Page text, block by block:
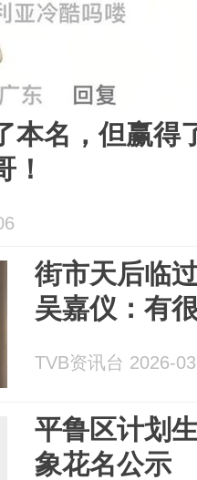
本名，但赢得
！
街市天后临
吴嘉仪：有
TVB资讯台 2026-
平鲁区计划
象花名公示